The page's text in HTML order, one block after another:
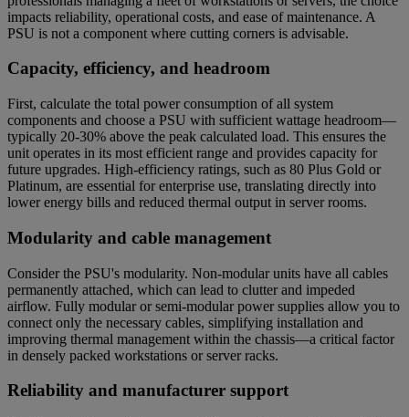
impacts reliability, operational costs, and ease of maintenance. A
PSU is not a component where cutting corners is advisable.
Capacity, efficiency, and headroom
First, calculate the total power consumption of all system
components and choose a PSU with sufficient wattage headroom—
typically 20-30% above the peak calculated load. This ensures the
unit operates in its most efficient range and provides capacity for
future upgrades. High-efficiency ratings, such as 80 Plus Gold or
Platinum, are essential for enterprise use, translating directly into
lower energy bills and reduced thermal output in server rooms.
Modularity and cable management
Consider the PSU's modularity. Non-modular units have all cables
permanently attached, which can lead to clutter and impeded
airflow. Fully modular or semi-modular power supplies allow you to
connect only the necessary cables, simplifying installation and
improving thermal management within the chassis—a critical factor
in densely packed workstations or server racks.
Reliability and manufacturer support